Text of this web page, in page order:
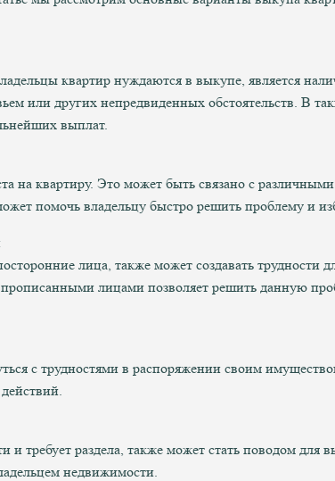
квартир нуждаются в выкупе, является
или других непредвиденных обстоятельств. В
выплат.
на квартиру. Это может быть связано с
помочь владельцу быстро решить проблему и
лица, также может создавать трудности
лицами позволяет решить данную
с трудностями в распоряжении своим
и требует раздела, также может стать поводом
недвижимости.